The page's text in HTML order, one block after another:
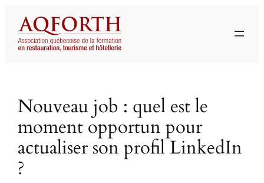
contenu
Nouveau job : quel est le
moment opportun pour
actualiser son profil LinkedIn
?